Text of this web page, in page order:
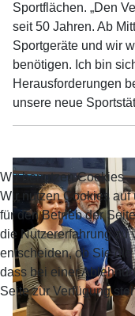
Sportflächen. „Den
seit 50 Jahren. Ab
Sportgeräte und wir
benötigen. Ich bin
Herausforderungen
unsere neue
Wir benutzen Cookies
Wir nutzen Cookies
für den Betrieb der
die Nutzererfahrung zu
entscheiden, ob Sie
dass bei einer
Seite zur Verfügung